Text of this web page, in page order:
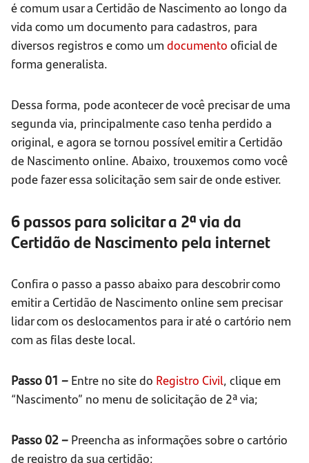
é comum usar a Certidão de Nascimento ao longo da
vida como um documento para cadastros, para
diversos registros e como um documento oficial de
forma generalista.
Dessa forma, pode acontecer de você precisar de uma
segunda via, principalmente caso tenha perdido a
original, e agora se tornou possível emitir a Certidão
de Nascimento online. Abaixo, trouxemos como você
pode fazer essa solicitação sem sair de onde estiver.
6 passos para solicitar a 2ª via da
Certidão de Nascimento pela internet
Confira o passo a passo abaixo para descobrir como
emitir a Certidão de Nascimento online sem precisar
lidar com os deslocamentos para ir até o cartório nem
com as filas deste local.
Passo 01 – Entre no site do Registro Civil, clique em
“Nascimento” no menu de solicitação de 2ª via;
Passo 02 – Preencha as informações sobre o cartório
de registro da sua certidão;